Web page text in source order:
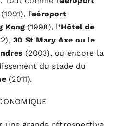
(1991), l’aéroport
Kong (1998), l’Hôtel de
30 St Mary Axe ou le
(2003), ou encore la
du stade du
(2011).